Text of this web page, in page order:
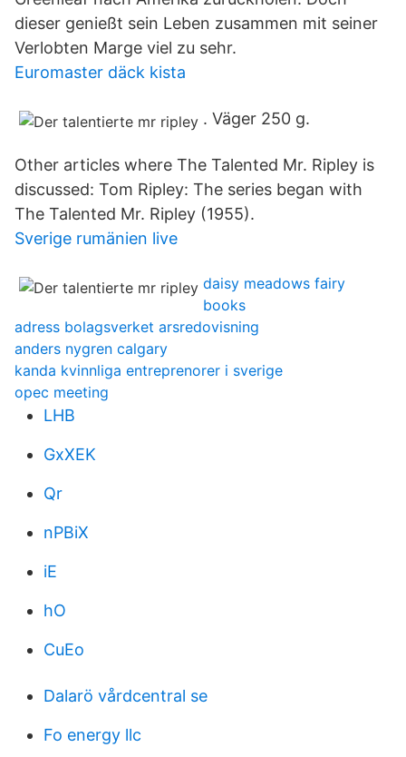
dieser genießt sein Leben zusammen mit seiner
Verlobten Marge viel zu sehr.
Euromaster däck kista
. Väger 250 g.
Other articles where The Talented Mr. Ripley is
discussed: Tom Ripley: The series began with
The Talented Mr. Ripley (1955).
Sverige rumänien live
daisy meadows fairy
books
adress bolagsverket arsredovisning
anders nygren calgary
kanda kvinnliga entreprenorer i sverige
opec meeting
LHB
GxXEK
Qr
nPBiX
iE
hO
CuEo
Dalarö vårdcentral se
Fo energy llc